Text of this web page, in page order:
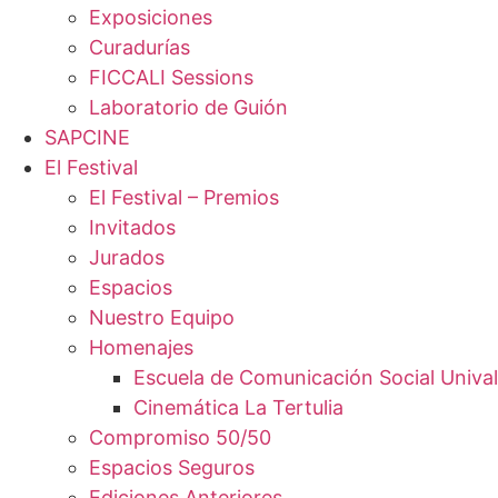
Exposiciones
Curadurías
FICCALI Sessions
Laboratorio de Guión
SAPCINE
El Festival
El Festival – Premios
Invitados
Jurados
Espacios
Nuestro Equipo
Homenajes
Escuela de Comunicación Social
Cinemática La Tertulia
Compromiso 50/50
Espacios Seguros